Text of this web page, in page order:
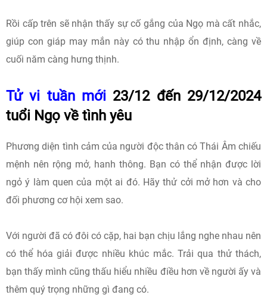
Rồi cấp trên sẽ nhận thấy sự cố gắng của Ngọ mà cất nhắc,
giúp con giáp may mắn này có thu nhập ổn định, càng về
cuối năm càng hưng thịnh.
Tử vi tuần mới 23/12 đến 29/12/2024
tuổi Ngọ về tình yêu
Phương diện tình cảm của người độc thân có Thái Âm chiếu
mệnh nên rộng mở, hanh thông. Bạn có thể nhận được lời
ngỏ ý làm quen của một ai đó. Hãy thử cởi mở hơn và cho
đối phương cơ hội xem sao.
Với người đã có đôi có cặp, hai bạn chịu lắng nghe nhau nên
có thể hóa giải được nhiều khúc mắc. Trải qua thử thách,
bạn thấy mình cũng thấu hiểu nhiều điều hơn về người ấy và
thêm quý trọng những gì đang có.